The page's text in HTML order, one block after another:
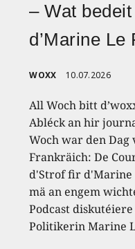
– Wat
d’Marine Le
WOXX 10.07.2026
All Woch bitt
Abléck an hir
Woch war den Dag
Frankräich: De
d'Strof fir d'Marine
mä an engem
Podcast
Politikerin Marine